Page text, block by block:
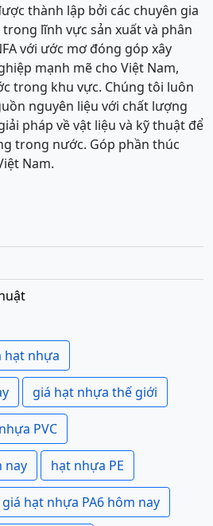
thành lập bởi các chuyên gia
lĩnh vực sản xuất và phân
với ước mơ đóng góp xây
mạnh mẽ cho Việt Nam,
trong khu vực. Chúng tôi luôn
nguyên liệu với chất lượng
pháp về vật liệu và kỹ thuật để
trong nước. Góp phần thúc
Nam.
hạt nhựa
giá hạt nhựa thế giới
PVC
nay hạt nhựa PE
giá hạt nhựa PA6 hôm nay